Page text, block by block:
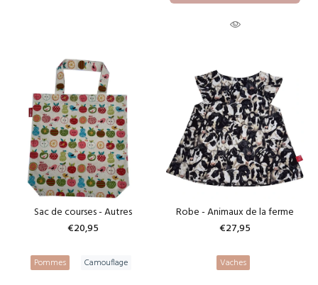
Sac de courses - Autres
€20,95
Pommes Camouflage
Robe - Animaux de la ferme
€27,95
Vaches